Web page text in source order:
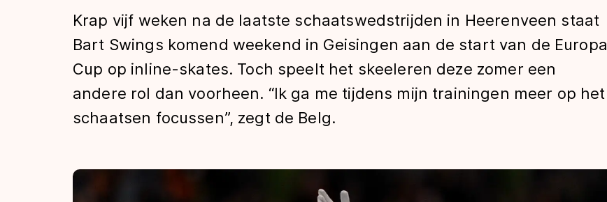
Tijden & historie
De weg op
Schaatsfans
Olympische Spelen
Krap vijf weken na de laatste schaatswedstrijden in Heerenveen staat
Bart Swings komend weekend in Geisingen aan de start van de Europa
Cup op inline-skates. Toch speelt het skeeleren deze zomer een
andere rol dan voorheen. “Ik ga me tijdens mijn trainingen meer op het
schaatsen focussen”, zegt de Belg.